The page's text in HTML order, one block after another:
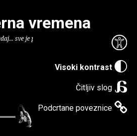
Visoki kontrast
Čitljiv slog
Podcrtane poveznice
vremena
sve je puno knjiga.